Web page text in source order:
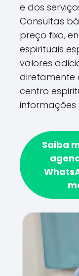
e dos
Consultas
preço fixo,
espirituais
valores
diretamente
centro
Saiba